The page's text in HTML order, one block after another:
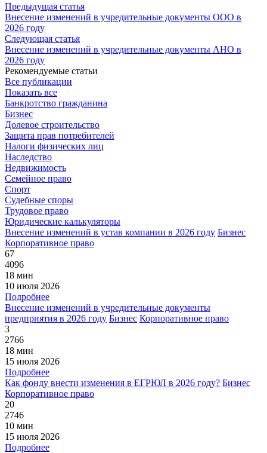
Предыдущая статья
Внесение изменений в учредительные документы ООО в
2026 году
Следующая статья
Внесение изменений в учредительные документы АНО в
2026 году
Рекомендуемые статьи
Все публикации
Показать все
Банкротство гражданина
Бизнес
Долевое строительство
Защита прав потребителей
Налоги физических лиц
Наследство
Недвижимость
Семейное право
Спорт
Судебные споры
Трудовое право
Юридические калькуляторы
Внесение изменений в устав компании в 2026 году Бизнес
Корпоративное право
67
4096
18 мин
10 июля 2026
Подробнее
Внесение изменений в учредительные документы
предприятия в 2026 году Бизнес Корпоративное право
3
2766
18 мин
15 июля 2026
Подробнее
Как фонду внести изменения в ЕГРЮЛ в 2026 году? Бизнес
Корпоративное право
20
2746
10 мин
15 июля 2026
Подробнее